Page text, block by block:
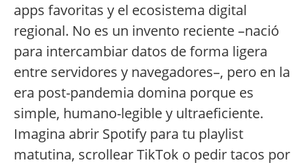
apps favoritas y el ecosistema digital
regional. No es un invento reciente –nació
para intercambiar datos de forma ligera
entre servidores y navegadores–, pero en la
era post-pandemia domina porque es
simple, humano-legible y ultraeficiente.
Imagina abrir Spotify para tu playlist
matutina, scrollear TikTok o pedir tacos por